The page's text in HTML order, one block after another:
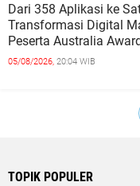
Dari 358 Aplikasi ke
Transformasi Digital
Peserta Australia
05/08/2026, 20:04 WIB
TOPIK POPULER